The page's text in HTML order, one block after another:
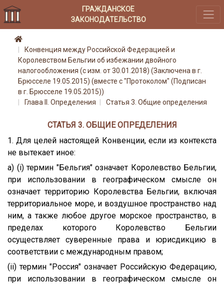
ГРАЖДАНСКОЕ
ЗАКОНОДАТЕЛЬСТВО
Конвенция между Российской Федерацией и
Королевством Бельгии об избежании двойного
налогообложения (с изм. от 30.01.2018) (Заключена в г.
Брюсселе 19.05.2015) (вместе с "Протоколом" (Подписан
в г. Брюсселе 19.05.2015))
Глава II. Определения
Статья 3. Общие определения
СТАТЬЯ 3. ОБЩИЕ ОПРЕДЕЛЕНИЯ
1. Для целей настоящей Конвенции, если из контекста
не вытекает иное:
a) (i) термин "Бельгия" означает Королевство Бельгии,
при использовании в географическом смысле он
означает территорию Королевства Бельгии, включая
территориальное море, и воздушное пространство над
ним, а также любое другое морское пространство, в
пределах которого Королевство Бельгии
осуществляет суверенные права и юрисдикцию в
соответствии с международным правом;
(ii) термин "Россия" означает Российскую Федерацию,
при использовании в географическом смысле он